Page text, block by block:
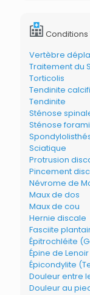
Conditions
Vertèbre
Traitement du
Torticolis
Tendinite
Tendinite
Sténose
Sténose
Sciatique
Protrusion
Pincement
Névrome de
Maux de dos
Maux de cou
Hernie discale
Fasciite
Épitrochléite
Épine de Lenoir
Épicondylite
Douleur entre
Douleur au